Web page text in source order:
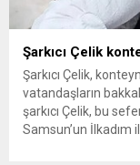
Şarkıcı Çelik
Şarkıcı Çelik,
vatandaşların
şarkıcı Çelik, bu
Samsun’un